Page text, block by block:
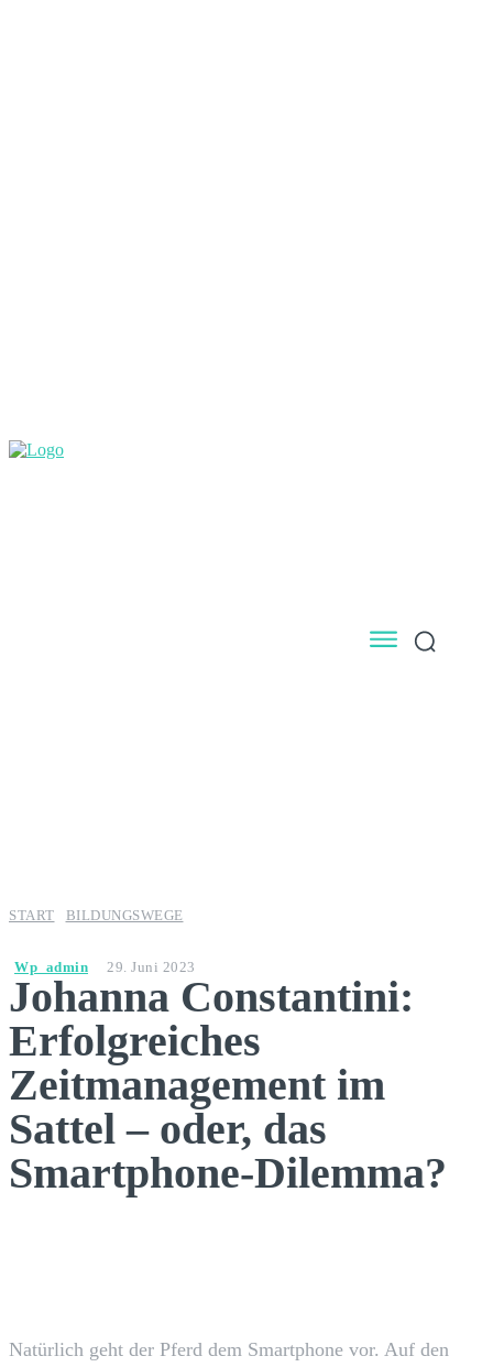
START BILDUNGSWEGE
Wp_admin 29. Juni 2023
Johanna Constantini:
Erfolgreiches
Zeitmanagement im
Sattel – oder, das
Smartphone-Dilemma?
Natürlich geht der Pferd dem Smartphone vor. Auf den